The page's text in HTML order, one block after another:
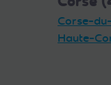
Corse-
Haute-